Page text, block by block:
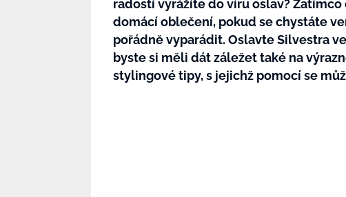
radostí vyrážíte do víru oslav?
domácí oblečení, pokud se chystáte
pořádně vyparádit. Oslavte Silvestra
byste si měli dát záležet také na
stylingové tipy, s jejichž pomocí se